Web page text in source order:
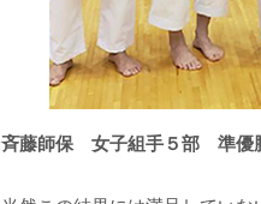
斉藤師保 女子組手５部 準優